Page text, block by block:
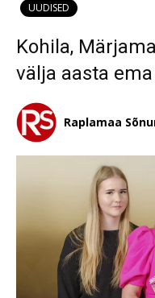
UUDISED
Kohila,
välja aasta ema
Raplamaa